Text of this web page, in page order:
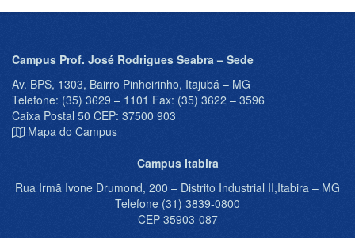
Campus Prof. José Rodrigues Seabra – Sede
Av. BPS, 1303, Bairro Pinheirinho, Itajubá – MG
Telefone: (35) 3629 – 1101 Fax: (35) 3622 – 3596
Caixa Postal 50 CEP: 37500 903
Mapa do Campus
Campus Itabira
Rua Irmã Ivone Drumond, 200 – Distrito Industrial II,Itabira – MG
Telefone (31) 3839-0800
CEP 35903-087